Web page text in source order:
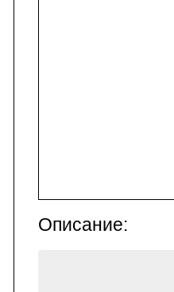
Описание: